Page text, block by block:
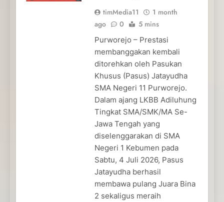
timMedia11
1 month
ago
0 5 mins
Purworejo – Prestasi
membanggakan kembali
ditorehkan oleh Pasukan
Khusus (Pasus) Jatayudha
SMA Negeri 11 Purworejo.
Dalam ajang LKBB Adiluhung
Tingkat SMA/SMK/MA Se-
Jawa Tengah yang
diselenggarakan di SMA
Negeri 1 Kebumen pada
Sabtu, 4 Juli 2026, Pasus
Jatayudha berhasil
membawa pulang Juara Bina
2 sekaligus meraih